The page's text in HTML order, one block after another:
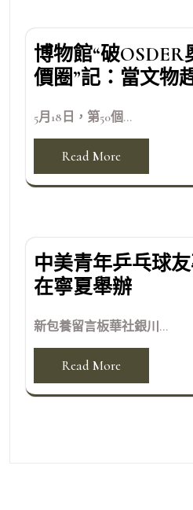
博物館“破
價圈”記：當文物
5月18日，第50個...
Read More
中美青年乒乓球
在寧夏舉辦
新包養留言板華社銀川...
Read More